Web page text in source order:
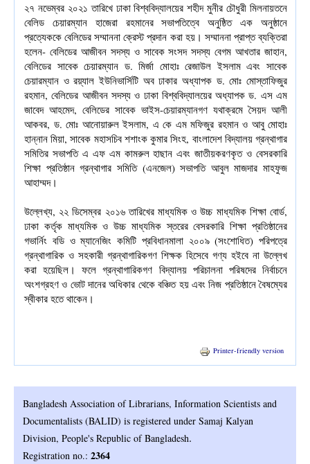
২৭ নভেম্বর ২০২১ তারিখে ঢাকা বিশ্ববিদ্যালয়ের শহীদ মুনীর চৌধুরী মিলনায়তনে
বেলিড চেয়ারম্যান হাজেরা রহমানের সভাপতিত্বে অনুষ্ঠিত এক অনুষ্ঠানে
প্রত্যেককে বেলিডের সম্মাননা ক্রেস্ট প্রদান করা হয়। সম্মাননা প্রাপ্ত ব্যক্তিরা
হলেন- বেলিডের আজীবন সদস্য ও সাবেক সংসদ সদস্য বেগম আখতার জাহান,
বেলিডের সাবেক চেয়ারম্যান ড. মির্জা মোহাঃ রেজাউল ইসলাম এবং সাবেক
চেয়ারম্যান ও রয়্যাল ইউনিভার্সিটি অব ঢাকার অধ্যাপক ড. মোঃ মোস্তাফিজুর
রহমান, বেলিডের আজীবন সদস্য ও ঢাকা বিশ্ববিদ্যালয়ের অধ্যাপক ড. এস এম
জাবেদ আহমেদ, বেলিডের সাবেক ভাইস-চেয়ারম্যানগণ যথাক্রমে সৈয়দ আলী
আকবর, ড. মোঃ আনোয়ারুল ইসলাম, এ কে এম মফিজুর রহমান ও আবু মোহাঃ
হান্নান মিয়া, সাবেক মহাসচিব শশাংক কুমার সিংহ, বাংলাদেশ বিদ্যালয় গ্রন্থাগার
সমিতির সভাপতি এ এফ এম কামরুল হাছান এবং জাতীয়করণকৃত ও বেসরকারি
শিক্ষা প্রতিষ্ঠান গ্রন্থাগার সমিতি (এনজেল) সভাপতি আবুল মাজদার মাহফুজ
আহাম্মদ।
উল্লেখ্য, ২২ ডিসেম্বর ২০১৬ তারিখের মাধ্যমিক ও উচ্চ মাধ্যমিক শিক্ষা বোর্ড,
ঢাকা কর্তৃক মাধ্যমিক ও উচ্চ মাধ্যমিক স্তরের বেসরকারি শিক্ষা প্রতিষ্ঠানের
গভার্নিং বডি ও ম্যানেজিং কমিটি প্রবিধানমালা ২০০৯ (সংশোধিত) পরিপত্রে
গ্রন্থাগারিক ও সহকারী গ্রন্থাগারিকগণ শিক্ষক হিসেবে গণ্য হইবে না উল্লেখ
করা হয়েছিল। ফলে গ্রন্থাগারিকগণ বিদ্যালয় পরিচালনা পরিষদের নির্বাচনে
অংশগ্রহণ ও ভোট দানের অধিকার থেকে বঞ্চিত হয় এবং নিজ প্রতিষ্ঠানে বৈষম্যের
স্বীকার হতে থাকেন।
Printer-friendly version
Bangladesh Association of Librarians, Information Scientists and
Documentalists (BALID) is registered under Samaj Kalyan
Division, People's Republic of Bangladesh.
Registration no.: 2364